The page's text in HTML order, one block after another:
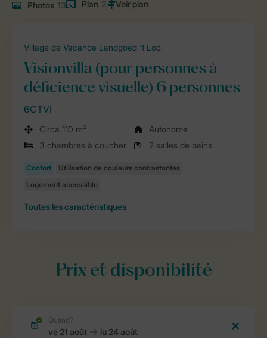
Photos 13 Plan 2
Village de Vacance Landgoed 't Loo
Visionvilla (pour personnes à
déficience visuelle) 6 personnes
6CTVI
Circa 110 m²
Autonome
3 chambres à coucher
2 salles de bains
Toutes les caractéristiques
Prix et disponibilité